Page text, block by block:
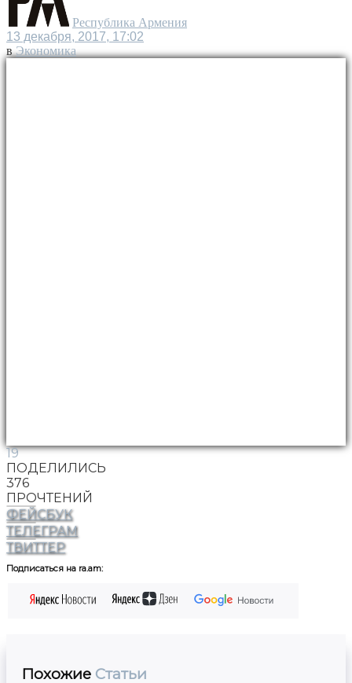
Республика Армения
13 декабря, 2017, 17:02
в Экономика
19
ПОДЕЛИЛИСЬ
376
ПРОЧТЕНИЙ
ФЕЙСБУК
ТЕЛЕГРАМ
ТВИТТЕР
Подписаться на ra.am:
Похожие Статьи